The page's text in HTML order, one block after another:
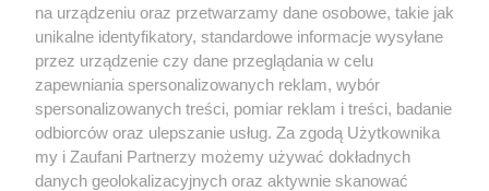
O FIRMIE POLITYKA PRYWATNOŚCI HOSTING
REKLAMA WSPÓŁPRACA RSS FACEBOOK KONTAKT
Nasze serwisy
na urządzeniu oraz przetwarzamy dane osobowe, takie jak
unikalne identyfikatory, standardowe informacje wysyłane
przez urządzenie czy dane przeglądania w celu
zapewniania spersonalizowanych reklam, wybór
spersonalizowanych treści, pomiar reklam i treści, badanie
odbiorców oraz ulepszanie usług. Za zgodą Użytkownika
my i Zaufani Partnerzy możemy używać dokładnych
danych geolokalizacyjnych oraz aktywnie skanować